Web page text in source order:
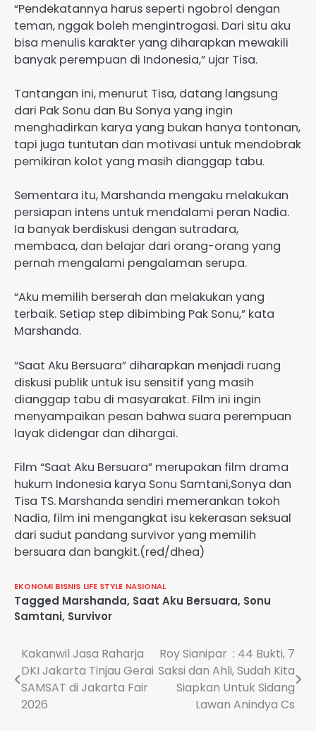
“Pendekatannya harus seperti ngobrol dengan
teman, nggak boleh mengintrogasi. Dari situ aku
bisa menulis karakter yang diharapkan mewakili
banyak perempuan di Indonesia,” ujar Tisa.
Tantangan ini, menurut Tisa, datang langsung
dari Pak Sonu dan Bu Sonya yang ingin
menghadirkan karya yang bukan hanya tontonan,
tapi juga tuntutan dan motivasi untuk mendobrak
pemikiran kolot yang masih dianggap tabu.
Sementara itu, Marshanda mengaku melakukan
persiapan intens untuk mendalami peran Nadia.
Ia banyak berdiskusi dengan sutradara,
membaca, dan belajar dari orang-orang yang
pernah mengalami pengalaman serupa.
“Aku memilih berserah dan melakukan yang
terbaik. Setiap step dibimbing Pak Sonu,” kata
Marshanda.
“Saat Aku Bersuara” diharapkan menjadi ruang
diskusi publik untuk isu sensitif yang masih
dianggap tabu di masyarakat. Film ini ingin
menyampaikan pesan bahwa suara perempuan
layak didengar dan dihargai.
Film “Saat Aku Bersuara” merupakan film drama
hukum Indonesia karya Sonu Samtani,Sonya dan
Tisa TS. Marshanda sendiri memerankan tokoh
Nadia, film ini mengangkat isu kekerasan seksual
dari sudut pandang survivor yang memilih
bersuara dan bangkit.(red/dhea)
EKONOMI BISNIS LIFE STYLE NASIONAL
Tagged Marshanda, Saat Aku Bersuara, Sonu
Samtani, Survivor
Navigasi
pos
Kakanwil Jasa Raharja
DKI Jakarta Tinjau Gerai
SAMSAT di Jakarta Fair
2026
Roy Sianipar : 44 Bukti, 7
Saksi dan Ahli, Sudah Kita
Siapkan Untuk Sidang
Lawan Anindya Cs